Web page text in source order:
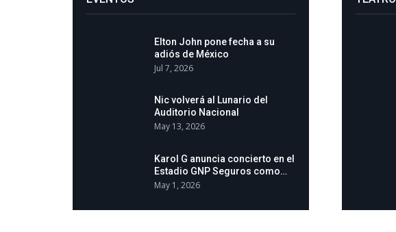
Elton John pone fecha a su
adiós de México
Jul 7, 2026
Nic volverá al Lunario del
Auditorio Nacional
May 13, 2026
Karol G anuncia concierto en el
Estadio GNP Seguros como…
May 1, 2026